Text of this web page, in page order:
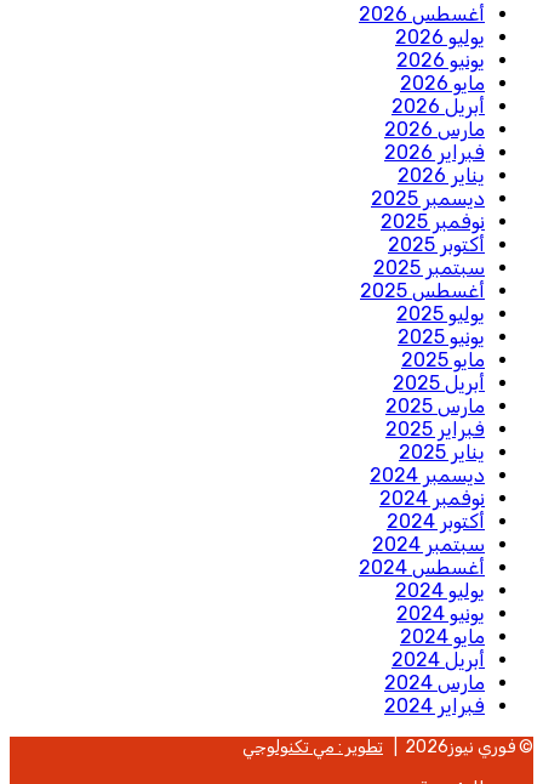
أغسطس 2026
يوليو 2026
يونيو 2026
مايو 2026
أبريل 2026
مارس 2026
فبراير 2026
يناير 2026
ديسمبر 2025
نوفمبر 2025
أكتوبر 2025
سبتمبر 2025
أغسطس 2025
يوليو 2025
يونيو 2025
مايو 2025
أبريل 2025
مارس 2025
فبراير 2025
يناير 2025
ديسمبر 2024
نوفمبر 2024
أكتوبر 2024
سبتمبر 2024
أغسطس 2024
يوليو 2024
يونيو 2024
مايو 2024
أبريل 2024
مارس 2024
فبراير 2024
© فوري نيوز2026 | تطوير : مي تكنولوجي